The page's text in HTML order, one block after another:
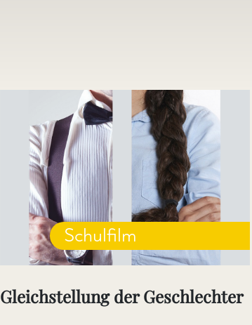
Schulfilm
Gleichstellung der Geschlechter